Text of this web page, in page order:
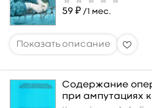
59 ₽ /1 мес.
Содержание
при ампутациях